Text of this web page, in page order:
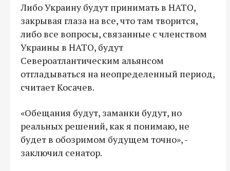
Либо Украину будут принимать в НАТО,
закрывая глаза на все, что там творится,
либо все вопросы, связанные с членством
Украины в НАТО, будут
Североатлантическим альянсом
отгладываться на неопределенный период,
считает Косачев.
«Обещания будут, заманки будут, но
реальных решений, как я понимаю, не
будет в обозримом будущем точно», -
заключил сенатор.